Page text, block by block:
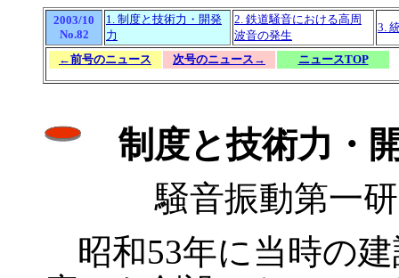
2003/10
No.82
1. 制度と技術力・開発
力
2. 鉄道騒音における高周
波音の発生
3.
←前号のニュース 次号のニュース→ ニュースTOP
制度と技術力・
騒音振動第一
昭和53年に当時の